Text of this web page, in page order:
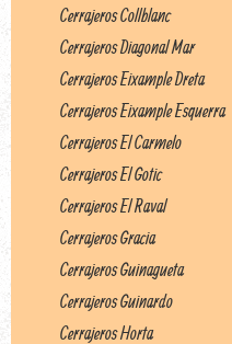
Cerrajeros Collblanc
Cerrajeros Diagonal Mar
Cerrajeros Eixample Dreta
Cerrajeros Eixample Esquerra
Cerrajeros El Carmelo
Cerrajeros El Gotic
Cerrajeros El Raval
Cerrajeros Gracia
Cerrajeros Guinagueta
Cerrajeros Guinardo
Cerrajeros Horta